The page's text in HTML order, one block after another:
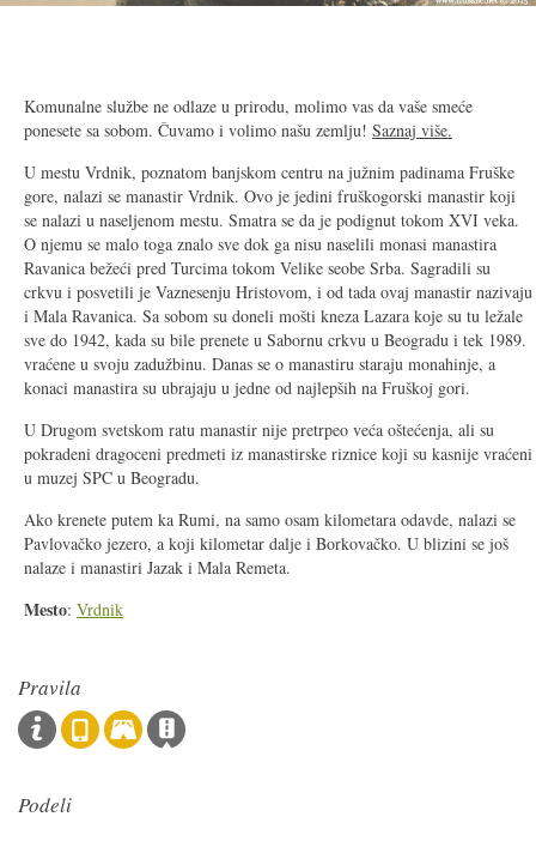
Komunalne službe ne odlaze u prirodu, molimo vas da vaše smeće
ponesete sa sobom. Čuvamo i volimo našu zemlju! Saznaj više.
U mestu Vrdnik, poznatom banjskom centru na južnim padinama Fruške
gore, nalazi se manastir Vrdnik. Ovo je jedini fruškogorski manastir koji
se nalazi u naseljenom mestu. Smatra se da je podignut tokom XVI veka.
O njemu se malo toga znalo sve dok ga nisu naselili monasi manastira
Ravanica bežeći pred Turcima tokom Velike seobe Srba. Sagradili su
crkvu i posvetili je Vaznesenju Hristovom, i od tada ovaj manastir nazivaju
i Mala Ravanica. Sa sobom su doneli mošti kneza Lazara koje su tu ležale
sve do 1942, kada su bile prenete u Sabornu crkvu u Beogradu i tek 1989.
vraćene u svoju zadužbinu. Danas se o manastiru staraju monahinje, a
konaci manastira su ubrajaju u jedne od najlepših na Fruškoj gori.
U Drugom svetskom ratu manastir nije pretrpeo veća oštećenja, ali su
pokradeni dragoceni predmeti iz manastirske riznice koji su kasnije vraćeni
u muzej SPC u Beogradu.
Ako krenete putem ka Rumi, na samo osam kilometara odavde, nalazi se
Pavlovačko jezero, a koji kilometar dalje i Borkovačko. U blizini se još
nalaze i manastiri Jazak i Mala Remeta.
Mesto: Vrdnik
Pravila
Podeli